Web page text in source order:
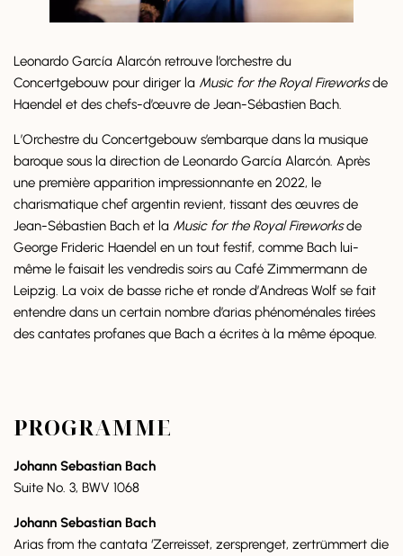
Leonardo García Alarcón retrouve l’orchestre du
Concertgebouw pour diriger la Music for the Royal Fireworksde
Haendel et des chefs-d’œuvre de Jean-Sébastien Bach.
L’Orchestre du Concertgebouw s’embarque dans la musique
baroque sous la direction de Leonardo García Alarcón. Après
une première apparition impressionnante en 2022, le
charismatique chef argentin revient, tissant des œuvres de
Jean-Sébastien Bach et la Music for the Royal Fireworksde
George Frideric Haendel en un tout festif, comme Bach lui-
même le faisait les vendredis soirs au Café Zimmermann de
Leipzig. La voix de basse riche et ronde d’Andreas Wolf se fait
entendre dans un certain nombre d’arias phénoménales tirées
des cantates profanes que Bach a écrites à la même époque.
PROGRAMME
Johann Sebastian Bach
Suite No. 3, BWV 1068
Johann Sebastian Bach
Arias from the cantata ‘Zerreisset, zersprenget, zertrümmert die